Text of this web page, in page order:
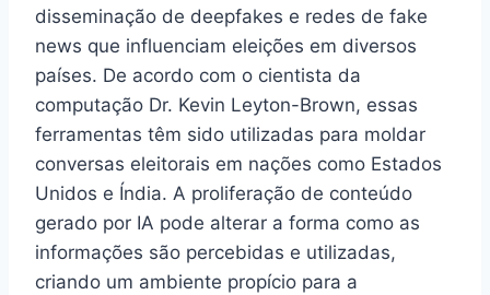
disseminação de deepfakes e redes de fake
news que influenciam eleições em diversos
países. De acordo com o cientista da
computação Dr. Kevin Leyton-Brown, essas
ferramentas têm sido utilizadas para moldar
conversas eleitorais em nações como Estados
Unidos e Índia. A proliferação de conteúdo
gerado por IA pode alterar a forma como as
informações são percebidas e utilizadas,
criando um ambiente propício para a